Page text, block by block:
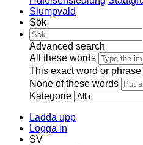
Slumpvald
Sök
Advanced search
All these words
This exact word or phrase
None of these words
Kategorie
Ladda upp
Logga in
SV